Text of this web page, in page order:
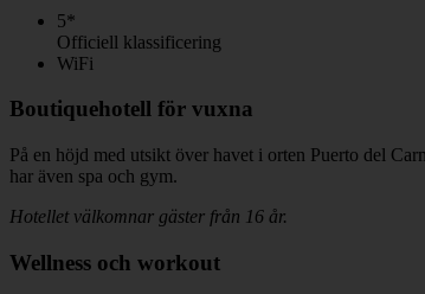
5*
Officiell klassificering
WiFi
Boutiquehotell för vuxna
På en höjd med utsikt över havet i orten Puerto del
har även spa och gym.
Hotellet välkomnar gäster från 16 år.
Wellness och workout